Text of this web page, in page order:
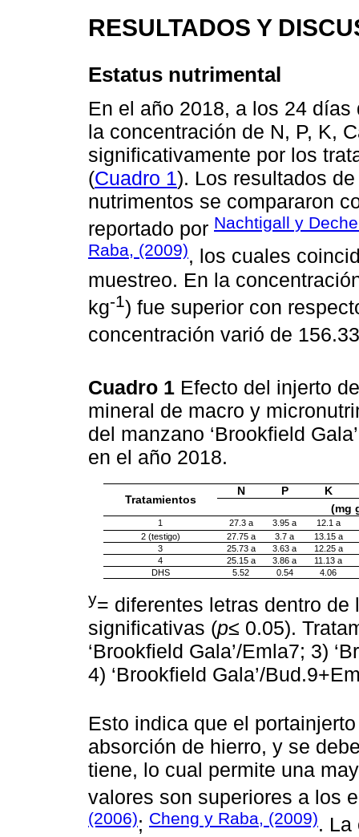
RESULTADOS Y
Estatus nutrimental
En el año 2018, a los 24
la concentración de N, P, K,
significativamente por los
(Cuadro 1). Los resultados
nutrimentos se compararon
reportado por Nachtigall y
Raba, (2009), los cuales
muestreo. En la
kg-1) fue superior con
concentración varió de
Cuadro 1 Efecto del injerto
mineral de macro y
del manzano ‘Brookfield
en el año 2018.
Tratamientos
N P
K
(mg
1 27.3 a 3.95 a
12.1 a
2 (testigo)
27.75 a 3.7 a
13.15 a
3
25.73 a 3.63 a
12.25 a
4
25.15 a 3.86 a
11.13 a
DHS
5.52 0.54 4.06
y= diferentes letras dentro
significativas (p≤ 0.05).
‘Brookfield Gala’/Emla7; 3)
4) ‘Brookfield Gala’/
Esto indica que el
absorción de hierro, y se
tiene, lo cual permite una
valores son superiores a los
(2006); Cheng y Raba, (2009). La